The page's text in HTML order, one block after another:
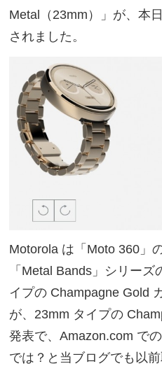
Metal（23mm）」が、本
されました。
Motorola は「Moto 360」
「Metal Bands」シリー
イプの Champagne Gold
が、23mm タイプの
発表で、Amazon.com で
では？と当ブログでも以前